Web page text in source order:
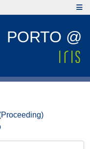
PORTO @